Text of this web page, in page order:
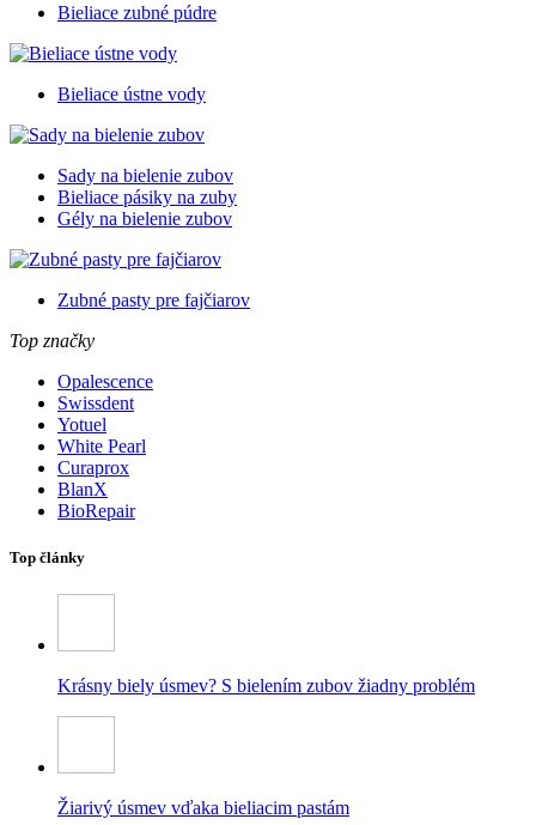
Bieliace zubné púdre
Bieliace ústne vody
Sady na bielenie zubov
Bieliace pásiky na zuby
Gély na bielenie zubov
Zubné pasty pre fajčiarov
Top značky
Opalescence
Swissdent
Yotuel
White Pearl
Curaprox
BlanX
BioRepair
Top články
Krásny biely úsmev? S bielením zubov žiadny problém
Žiarivý úsmev vďaka bieliacim pastám